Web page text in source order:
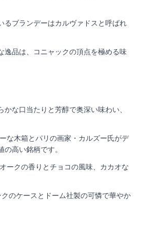
るブランデーはカルヴァドスと呼ばれ
逸品は、コニャックの頂点を極める味
な口当たりと芳醇で奥深い味わい、
な木箱とパリの画家・カルズー氏がデ
高い銘柄です。
ークの香りとチョコの風味、カカオな
のケースとドーム社製の可憐で華やか